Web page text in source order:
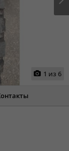
1 из 6